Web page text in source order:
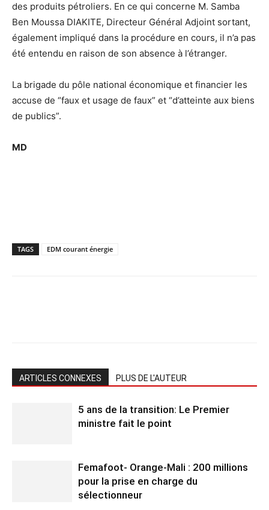
des produits pétroliers. En ce qui concerne M. Samba
Ben Moussa DIAKITE, Directeur Général Adjoint sortant,
également impliqué dans la procédure en cours, il n’a pas
été entendu en raison de son absence à l’étranger.
La brigade du pôle national économique et financier les
accuse de “faux et usage de faux” et “d’atteinte aux biens
de publics”.
MD
TAGS EDM courant énergie
ARTICLES CONNEXES PLUS DE L'AUTEUR
5 ans de la transition: Le Premier
ministre fait le point
Femafoot- Orange-Mali : 200 millions
pour la prise en charge du
sélectionneur